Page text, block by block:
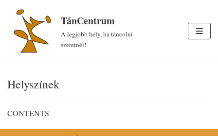
Skip
content
TánCentrum
A legjobb hely, ha táncolni
szeretnél!
Helyszínek
CONTENTS